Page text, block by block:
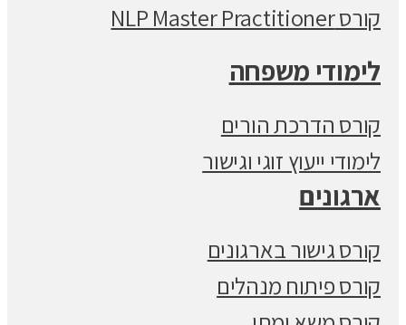
קורס NLP Master Practitioner
לימודי משפחה
קורס הדרכת הורים
לימודי ייעוץ זוגי וגישור
ארגונים
קורס גישור בארגונים
קורס פיתוח מנהלים